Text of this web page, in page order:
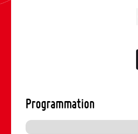
Programmation